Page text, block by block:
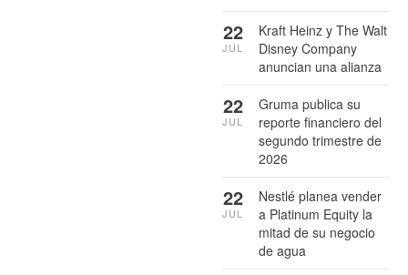
Kraft Heinz y The Walt
Disney Company
anuncian una alianza
22
JUL
Gruma publica su
reporte financiero del
segundo trimestre de
2026
22
JUL
Nestlé planea vender
a Platinum Equity la
mitad de su negocio
de agua
22
JUL